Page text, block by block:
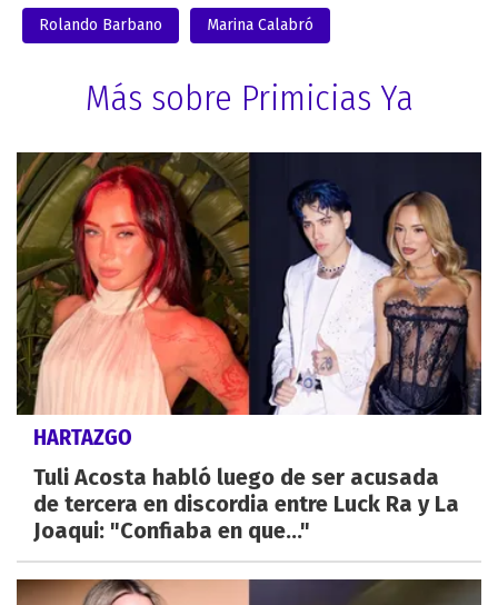
Rolando Barbano Marina Calabró
Más sobre Primicias Ya
HARTAZGO
Tuli Acosta habló luego de ser acusada
de tercera en discordia entre Luck Ra y La
Joaqui: "Confiaba en que..."